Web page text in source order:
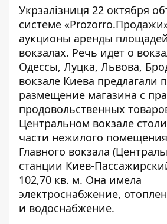
Укрзалізниця 22 октября
системе
аукционы аренды площадей
вокзалах. Речь идет о
Одессы, Луцка, Львова,
вокзале Киева предлагали
размещение магазина с
продовольственных
Центральном вокзале
части нежилого
Главного вокзала
станции Киев-
102,70 кв. м. Она имела
электроснабжение,
и водоснабжение.